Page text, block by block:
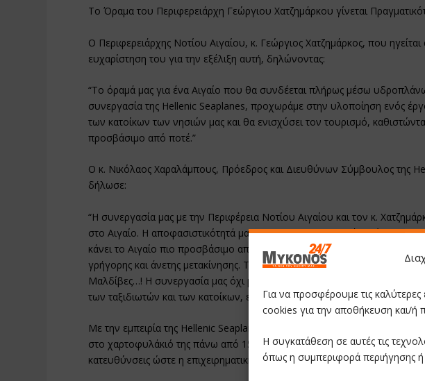
Για να προσφέρουμε τις
cookies για την αποθήκευση και/
Η συγκατάθεση σε αυτές τις
όπως η συμπεριφορά περιήγησης ή
Το Όραμα του Περιφερειάρχη Γεώργιου Χατζημάρκου γίνεται
Ο Περιφερειάρχης Νοτίου Αιγαίου, κ. Γεώργιος Χατζημάρκος, που
ευχαρίστηση του για την εξέλιξη αυτή, δηλώνοντας:
“Το όραμά μας για ένα Αιγαίο που θα συνδέεται πλήρως μέσω
συνεργασία της Hellenic Seaplanes, προχωράμε στην υλοποίηση ενός
των κατοίκων των νησιών μας και θα ενισχύσει τον τουρισμό,
προσβάσιμο από ποτέ.”
Ο κ. Νικόλαος Χαραλάμπους, Πρόεδρος και Διευθύνων Σύμβουλος της
δήλωσε:
“Η συνεργασία μας με την Περιφέρεια Νοτίου Αιγαίου και τον κ.
στο Αιγαίο. Η αποφασιστικότητά μας να δημιουργήσουμε ένα δίκτυο
κάνει το Αιγαίο πιο προσβάσιμο από ποτέ και προσφέρει στους κατοίκους
γρήγορης και άνετης μετακίνησης. Το κοινό μας όραμα με τον κ.
Μαλδίβες…! Η συνεργασία μας όχι μόνο θα βελτιώσει τις μετακινήσεις
των ταξιδιωτών και των κατοίκων, ενισχύοντας την τουριστική δυναμική
Με την εμπειρία της Hellenic Seaplanes στην αδειοδότηση και
στο χαρτοφυλάκιό της πάνω από 150 projects υδατοδρομίων και
κατευθύνσεις ώστε η επιχειρηματική πρωτοβουλία να προχωρήσει στα